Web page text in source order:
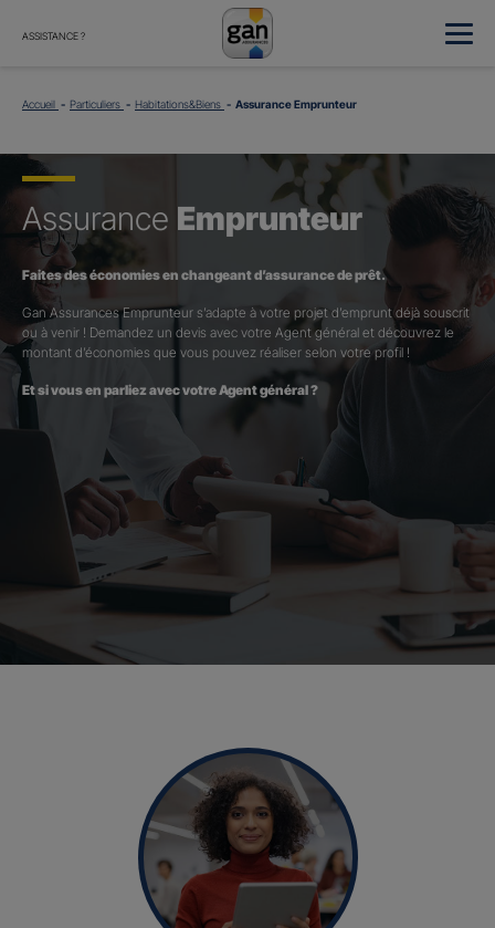
ASSISTANCE ?
Accueil Particuliers Habitations&Biens Assurance Emprunteur
Assurance Emprunteur
Faites des économies en changeant d’assurance de prêt.
Gan Assurances Emprunteur s’adapte à votre projet d’emprunt déjà souscrit
ou à venir ! Demandez un devis avec votre Agent général et découvrez le
montant d’économies que vous pouvez réaliser selon votre profil !
Et si vous en parliez avec votre Agent général ?